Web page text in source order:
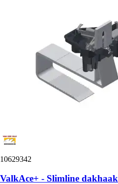
10629342
ValkAce+ - Slimline dakhaak